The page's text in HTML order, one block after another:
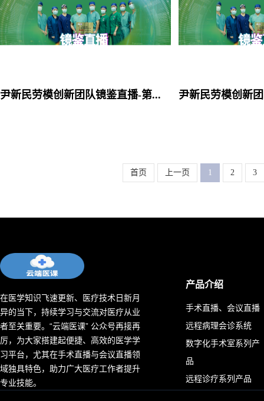
尹新民劳模创新团队镜鉴直播-第861台|3D4K腹腔镜下腹腔粘连松解、再次胆道探查、术中胆道镜检、左半肝切除、肝门胆管整形、胆肠内引流重建（备桥袢延长)术|1.左肝内胆管.. |20260309
首页 上一页 1 2 3
在医学知识飞速更新、医疗技术日新月
异的当下，持续学习与交流对医疗从业
者至关重要。“云端医课” 公众号再接再
厉，为大家搭建起便捷、高效的医学学
习平台，尤其在手术直播与会议直播领
域独具特色，助力广大医疗工作者提升
专业技能。
产品介绍
手术直播、会议直播
远程病理会诊系统
数字化手术室系列产
品
远程诊疗系列产品